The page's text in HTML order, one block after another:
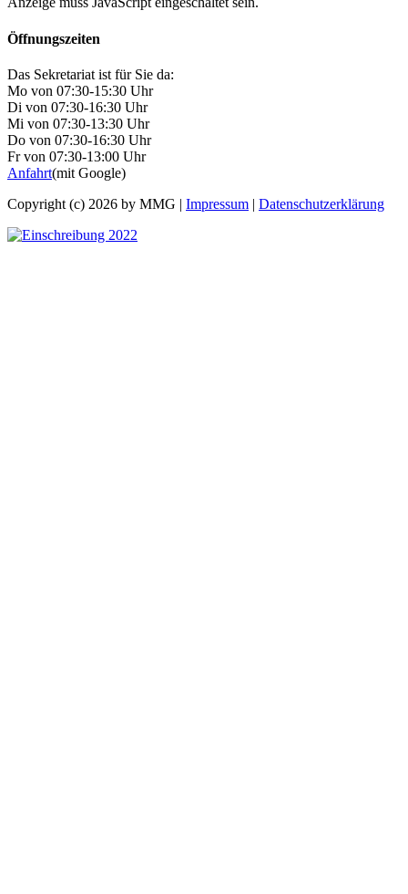
Öffnungszeiten
Das Sekretariat ist für Sie da:
Mo von 07:30-15:30 Uhr
Di von 07:30-16:30 Uhr
Mi von 07:30-13:30 Uhr
Do von 07:30-16:30 Uhr
Fr von 07:30-13:00 Uhr
Anfahrt(mit Google)
Copyright (c) 2026 by MMG | Impressum | Datenschutzerklärung